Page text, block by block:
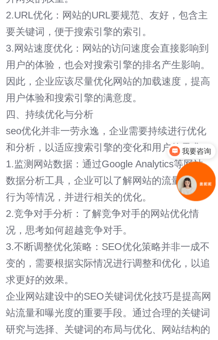
2.URL优化：网站的URL要规范、友好，包含主
要关键词，便于搜索引擎的索引。
3.网站速度优化：网站的访问速度会直接影响到
用户的体验，也会对搜索引擎的排名产生影响。
因此，企业应该尽量优化网站的加载速度，提高
用户体验和搜索引擎的满意度。
四、持续优化与分析
seo优化并非一劳永逸，企业需要持续进行优化
和分析，以适应搜索引擎的变化和用户的需求。
1.监测网站数据：通过Google Analytics等网站
数据分析工具，企业可以了解网站的流量、访客
行为等情况，并进行相关的优化。
2.竞争对手分析：了解竞争对手的网站优化情
况，思考如何超越竞争对手。
3.不断调整优化策略：SEO优化策略并非一成不
变的，需要根据实际情况进行调整和优化，以追
求更好的效果。
企业网站建设中的SEO关键词优化技巧是提高网
站流量和曝光度的重要手段。通过合理的关键词
研究与选择、关键词的布局与优化、网站结构的
我要咨询
你们是怎么收费的呢